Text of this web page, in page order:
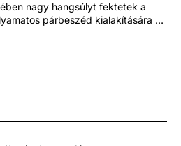
nagy hangsúlyt fektetek a
párbeszéd kialakítására és
fejlődésen megy keresztül, mely
funkcionális-, használhatósági-,
és esztétikai igényt kiszolgáló
épület születik. Fontos
tervezés, a kivitelezés, majd a
elégedett legyen. Ezen